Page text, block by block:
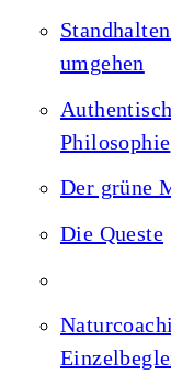
umgehen
Philosophie
Der grüne
Die Queste